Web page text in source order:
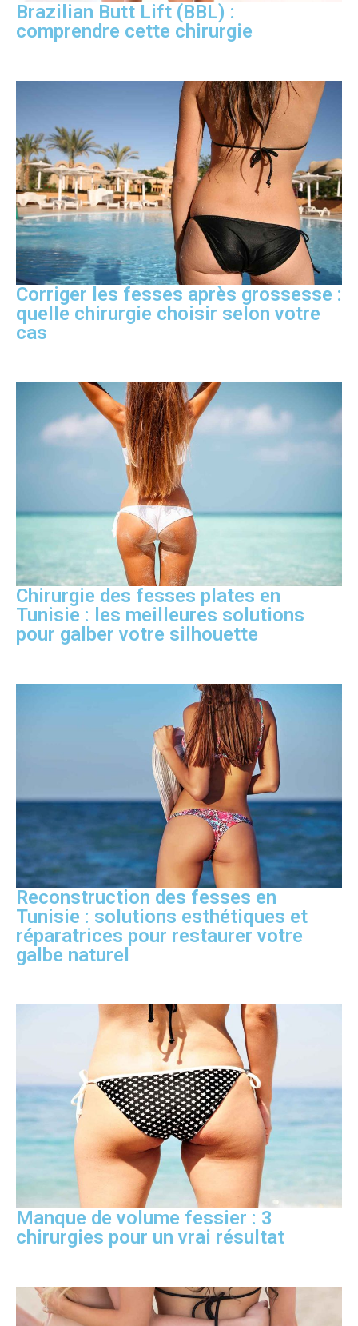
Brazilian Butt Lift (BBL) :
comprendre cette chirurgie
Corriger les fesses après grossesse :
quelle chirurgie choisir selon votre
cas
Chirurgie des fesses plates en
Tunisie : les meilleures solutions
pour galber votre silhouette
Reconstruction des fesses en
Tunisie : solutions esthétiques et
réparatrices pour restaurer votre
galbe naturel
Manque de volume fessier : 3
chirurgies pour un vrai résultat